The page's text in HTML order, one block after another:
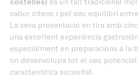
sabor intens i pel seu equilibri
La seva presentació en tira amb
una excel·lent experiència
especialment en preparacions a la
on desenvolupa tot el seu
característica sucositat.